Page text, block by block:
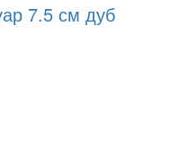
7.5 см дуб